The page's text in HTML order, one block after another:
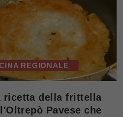
REGIONALE
ricetta della frittella
Pavese che